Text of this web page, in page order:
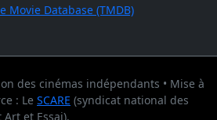
des cinémas indépendants • Mise à
: Le SCARE (syndicat national des
et Essai).